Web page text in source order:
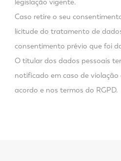
legislação vigente.
Caso retire o seu
licitude do tratamento de
consentimento prévio que foi
O titular dos dados pessoais
notificado em caso de violação
acordo e nos termos do RGPD.